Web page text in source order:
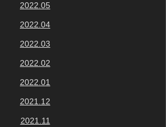
2022.05
2022.04
2022.03
2022.02
2022.01
2021.12
2021.11